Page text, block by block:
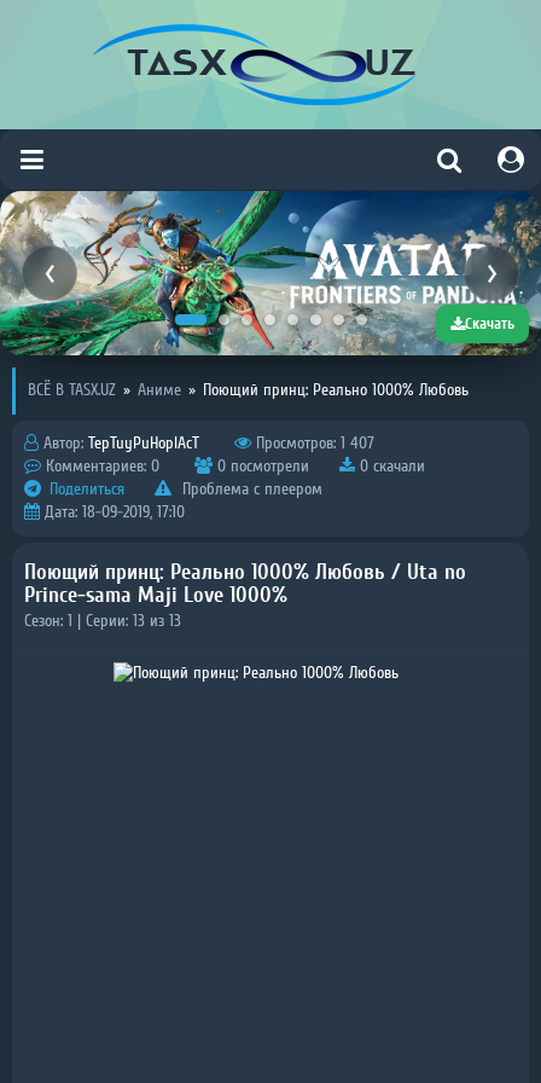
Скачать
ВСЁ В TASX.UZ » Аниме » Поющий принц: Реально 1000% Любовь
Автор: TepTuyPuHoplAcT
Просмотров: 1 407
Комментариев: 0
0 посмотрели
0 скачали
Поделиться
Проблема с плеером
Дата: 18-09-2019, 17:10
Поющий принц: Реально 1000% Любовь / Uta no
Prince-sama Maji Love 1000%
Сезон: 1 | Серии: 13 из 13